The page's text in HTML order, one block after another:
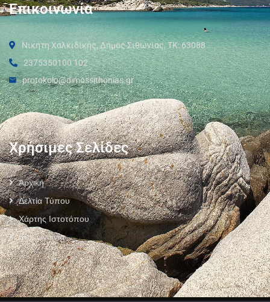
Επικοινωνία
Νικήτη Χαλκιδικής, Δήμος Σιθωνίας, ΤΚ: 63088
2375350100 102
protokolo@dimossithonias.gr
Χρήσιμες Σελίδες
Αρχική
Δελτία Τύπου
Χάρτης Ιστοτόπου
Επικοινωνία